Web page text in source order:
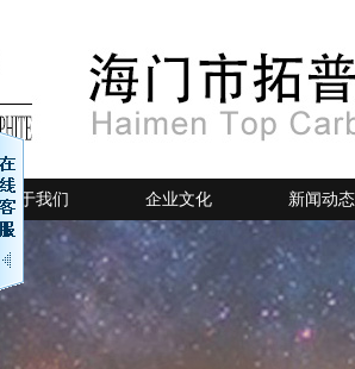
关于我们 企业文化 新闻动态